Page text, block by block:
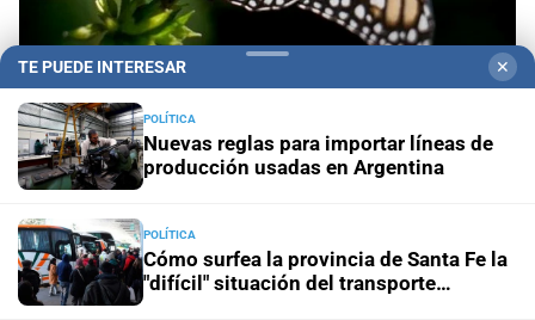
Alemania - Australia
mariposas se está mudando
con 3 millones de dólares del Siempre Sale
Visitas guiadas
Las escuelas santafesinas vivirán de
TE PUEDE INTERESAR ✕
POLÍTICA
Nuevas reglas para importar líneas de
producción usadas en Argentina
POLÍTICA
Cómo surfea la provincia de Santa Fe la
"difícil" situación del transporte